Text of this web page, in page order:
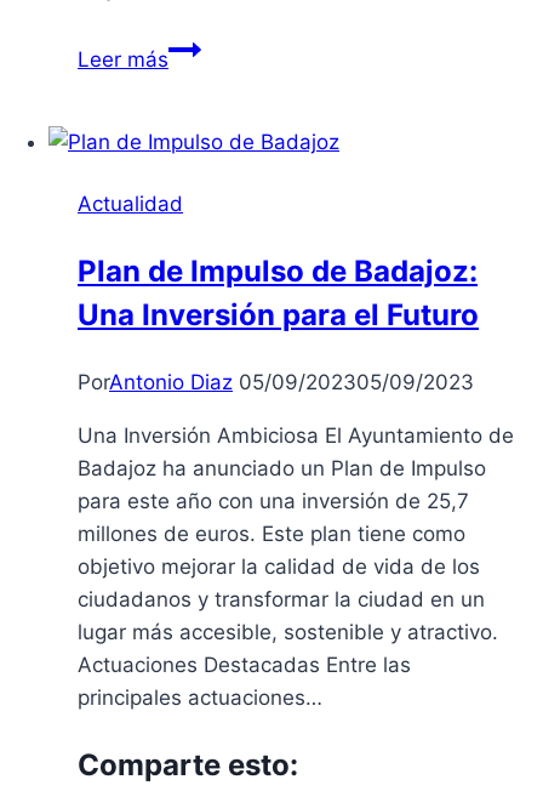
Leer másEl
las
Apariciones
la
Virgen
La
en
1945
Actualidad
Plan de Impulso de Badajoz:
Una Inversión para el Futuro
PorAntonio Diaz 05/09/202305/09/2023
Una Inversión Ambiciosa El Ayuntamiento de
Badajoz ha anunciado un Plan de Impulso
para este año con una inversión de 25,7
millones de euros. Este plan tiene como
objetivo mejorar la calidad de vida de los
ciudadanos y transformar la ciudad en un
lugar más accesible, sostenible y atractivo.
Actuaciones Destacadas Entre las
principales actuaciones…
Comparte esto: